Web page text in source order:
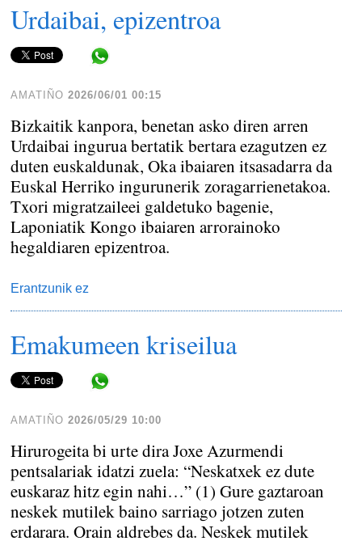
Urdaibai, epizentroa
AMATIÑO 2026/06/01 00:15
Bizkaitik kanpora, benetan asko diren arren
Urdaibai ingurua bertatik bertara ezagutzen ez
duten euskaldunak, Oka ibaiaren itsasadarra da
Euskal Herriko ingurunerik zoragarrienetakoa.
Txori migratzaileei galdetuko bagenie,
Laponiatik Kongo ibaiaren arrorainoko
hegaldiaren epizentroa.
Erantzunik ez
Emakumeen kriseilua
AMATIÑO 2026/05/29 10:00
Hirurogeita bi urte dira Joxe Azurmendi
pentsalariak idatzi zuela: “Neskatxek ez dute
euskaraz hitz egin nahi…” (1) Gure gaztaroan
neskek mutilek baino sarriago jotzen zuten
erdarara. Orain aldrebes da. Neskek mutilek